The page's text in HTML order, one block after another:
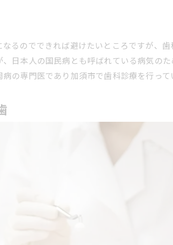
るのでできれば避けたいところですが、
日本人の国民病とも呼ばれている病気の
の専門医であり加須市で歯科診療を行っ